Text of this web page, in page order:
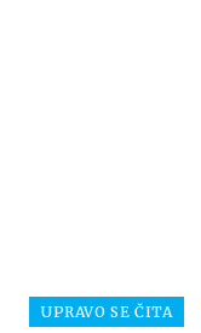
UPRAVO SE ČITA